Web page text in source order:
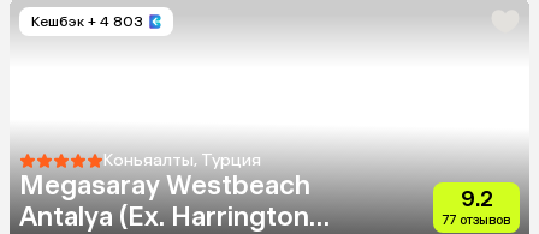
Кешбэк + 4 803
Коньяалты, Турция
Megasaray Westbeach
Antalya (Ex. Harrington
9.2
77 отзывов